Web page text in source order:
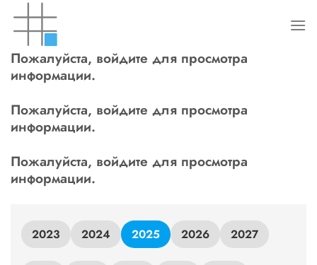
content
Пожалуйста, войдите для просмотра
информации.
Пожалуйста, войдите для просмотра
информации.
Пожалуйста, войдите для просмотра
информации.
2023 2024 2025 2026 2027